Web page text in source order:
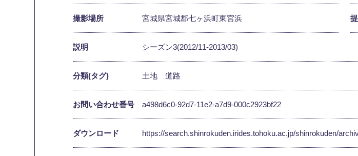
撮影場所 宮城県宮城郡七ヶ浜町東宮浜
説明 シーズン3(2012/11-2013/03)
分類(タグ) 土地 道路
お問い合わせ番号 a498d6c0-92d7-11e2-a7d9-000c2923bf22
ダウンロード https://search.shinrokuden.irides.tohoku.ac.jp/shinrokuden/